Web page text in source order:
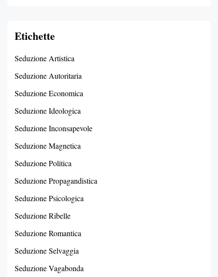
Etichette
Seduzione Artistica
Seduzione Autoritaria
Seduzione Economica
Seduzione Ideologica
Seduzione Inconsapevole
Seduzione Magnetica
Seduzione Politica
Seduzione Propagandistica
Seduzione Psicologica
Seduzione Ribelle
Seduzione Romantica
Seduzione Selvaggia
Seduzione Vagabonda